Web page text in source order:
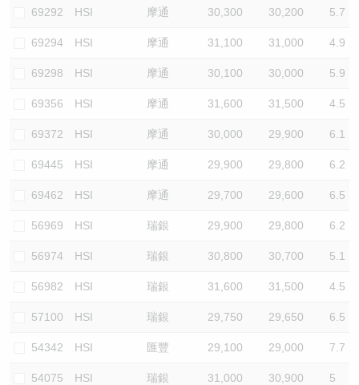
69292 HSI 摩通 30,300 30,200 5.7
69294 HSI 摩通 31,100 31,000 4.9
69298 HSI 摩通 30,100 30,000 5.9
69356 HSI 摩通 31,600 31,500 4.5
69372 HSI 摩通 30,000 29,900 6.1
69445 HSI 摩通 29,900 29,800 6.2
69462 HSI 摩通 29,700 29,600 6.5
56969 HSI 瑞銀 29,900 29,800 6.2
56974 HSI 瑞銀 30,800 30,700 5.1
56982 HSI 瑞銀 31,600 31,500 4.5
57100 HSI 瑞銀 29,750 29,650 6.5
54342 HSI 匯豐 29,100 29,000 7.7
54075 HSI 瑞銀 31,000 30,900 5